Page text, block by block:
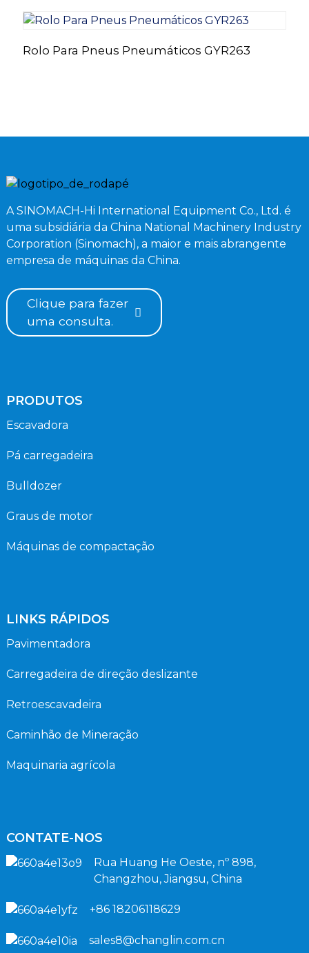
Rolo Para Pneus Pneumáticos GYR263
A SINOMACH-Hi International Equipment Co., Ltd. é
uma subsidiária da China National Machinery Industry
Corporation (Sinomach), a maior e mais abrangente
empresa de máquinas da China.
Clique para fazer
uma consulta.
PRODUTOS
Escavadora
Pá carregadeira
Bulldozer
Graus de motor
Máquinas de compactação
LINKS RÁPIDOS
Pavimentadora
Carregadeira de direção deslizante
Retroescavadeira
Caminhão de Mineração
Maquinaria agrícola
CONTATE-NOS
Rua Huang He Oeste, nº 898,
Changzhou, Jiangsu, China
+86 18206118629
sales8@changlin.com.cn